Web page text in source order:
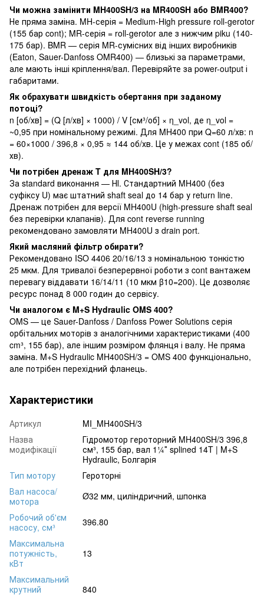
Чи можна замінити MH400SH/3 на MR400SH або BMR400?
Не пряма заміна. MH-серія = Medium-High pressure roll-gerotor
(155 бар cont); MR-серія = roll-gerotor але з нижчим piku (140-
175 бар). BMR — серія MR-сумісних від інших виробників
(Eaton, Sauer-Danfoss OMR400) — близькі за параметрами,
але мають інші кріплення/вал. Перевіряйте за power-output і
габаритами.
Як обрахувати швидкість обертання при заданому
потоці?
n [об/хв] = (Q [л/хв] × 1000) / V [см³/об] × η_vol, де η_vol =
~0,95 при номінальному режимі. Для MH400 при Q=60 л/хв: n
= 60×1000 / 396,8 × 0,95 ≈ 144 об/хв. Це у межах cont (185 об/
хв).
Чи потрібен дренаж T для MH400SH/3?
За standard виконання — НІ. Стандартний MH400 (без
суфіксу U) має штатний shaft seal до 14 бар у return line.
Дренаж потрібен для версії MH400U (high-pressure shaft seal
без перевірки клапанів). Для cont reverse running
рекомендовано замовляти MH400U з drain port.
Який масляний фільтр обирати?
Рекомендовано ISO 4406 20/16/13 з номінальною тонкістю
25 мкм. Для тривалої безперервної роботи з cont вантажем
перевагу віддавати 16/14/11 (10 мкм β10=200). Це дозволяє
ресурс понад 8 000 годин до сервісу.
Чи аналогом є M+S Hydraulic OMS 400?
OMS — це Sauer-Danfoss / Danfoss Power Solutions серія
орбітальних моторів з аналогічними характеристиками (400
cm³, 155 бар), але іншим розміром флянця і валу. Не пряма
заміна. M+S Hydraulic MH400SH/3 = OMS 400 функціонально,
але потрібен перехідний фланець.
Характеристики
Артикул
MI_MH400SH/3
Назва
модифікації
Гідромотор героторний MH400SH/3 396,8
см³, 155 бар, вал 1¼″ splined 14T | M+S
Hydraulic, Болгарія
Тип мотору
Героторні
Вал насоса/
мотора
Ø32 мм, циліндричний, шпонка
Робочий об'єм
насосу, см³
396.80
Максимальна
потужність,
кВт
13
Максимальний
крутний
840